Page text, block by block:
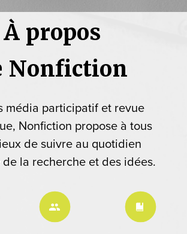
À propos
Nonfiction
média participatif et revue
Nonfiction propose à tous
de suivre au quotidien
la recherche et des idées.